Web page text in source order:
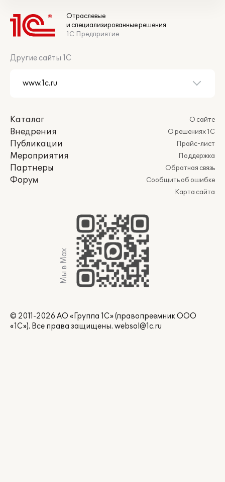
Отраслевые
и специализированные решения
1С:Предприятие
Другие сайты 1С
Каталог
Внедрения
Публикации
Мероприятия
Партнеры
Форум
О сайте
О решениях 1С
Прайс-лист
Поддержка
Обратная связь
Сообщить об ошибке
Карта сайта
Мы в Max
© 2011-2026 АО «Группа 1С» (правопреемник ООО
«1С»). Все права защищены. websol@1c.ru